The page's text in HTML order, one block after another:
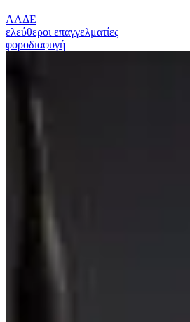
ΑΑΔΕ
ελεύθεροι επαγγελματίες
φοροδιαφυγή